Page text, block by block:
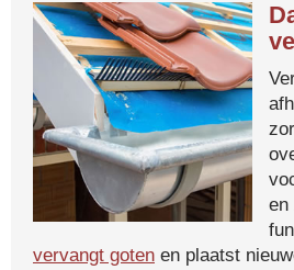
en
vervangt goten en plaatst